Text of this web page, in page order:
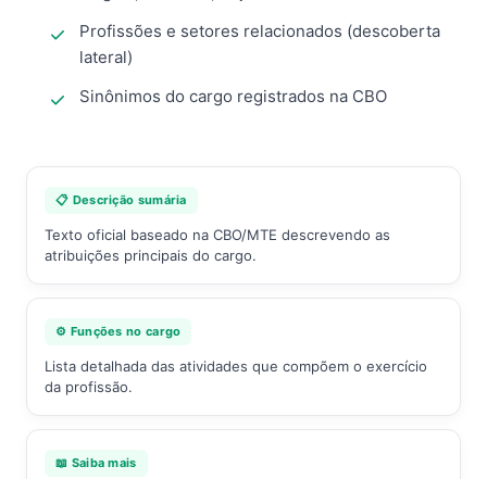
Profissões e setores relacionados (descoberta
lateral)
Sinônimos do cargo registrados na CBO
📋 Descrição sumária
Texto oficial baseado na CBO/MTE descrevendo as
atribuições principais do cargo.
⚙️ Funções no cargo
Lista detalhada das atividades que compõem o exercício
da profissão.
📖 Saiba mais